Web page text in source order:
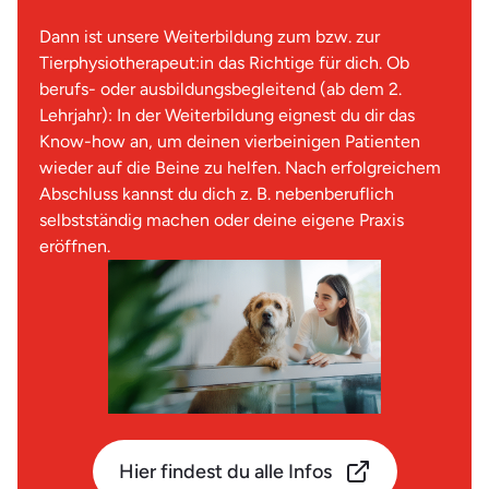
Dann ist unsere Weiterbildung zum bzw. zur
Tierphysiotherapeut:in das Richtige für dich. Ob
berufs- oder ausbildungsbegleitend (ab dem 2.
Lehrjahr): In der Weiterbildung eignest du dir das
Know-how an, um deinen vierbeinigen Patienten
wieder auf die Beine zu helfen. Nach erfolgreichem
Abschluss kannst du dich z. B. nebenberuflich
selbstständig machen oder deine eigene Praxis
eröffnen.
Hier findest du alle Infos